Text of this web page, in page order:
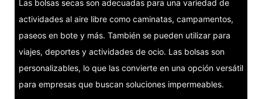
Las bolsas secas son adecuadas para una variedad de
actividades al aire libre como caminatas, campamentos,
paseos en bote y más. También se pueden utilizar para
viajes, deportes y actividades de ocio. Las bolsas son
personalizables, lo que las convierte en una opción versátil
para empresas que buscan soluciones impermeables.